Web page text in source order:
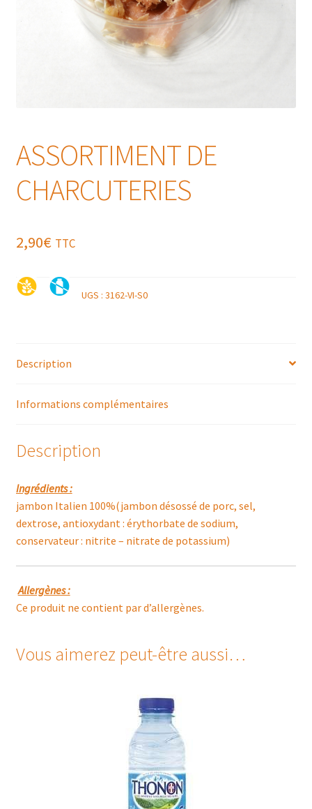
ASSORTIMENT DE
CHARCUTERIES
2,90€ TTC
UGS : 3162-VI-S0
Description
Informations complémentaires
Description
Ingrédients :
jambon Italien 100%(jambon désossé de porc, sel,
dextrose, antioxydant : érythorbate de sodium,
conservateur : nitrite – nitrate de potassium)
Allergènes :
Ce produit ne contient par d’allergènes.
Vous aimerez peut-être aussi…